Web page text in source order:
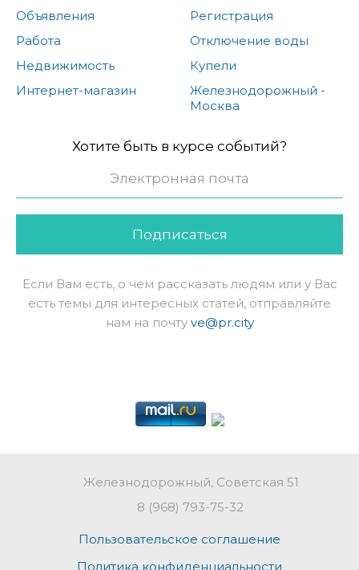
Объявления
Работа
Недвижимость
Интернет-магазин
Регистрация
Отключение воды
Купели
Железнодорожный -
Москва
Хотите быть в курсе событий?
Подписаться
Если Вам есть, о чем рассказать людям или у Вас
есть темы для интересных статей, отправляйте
нам на почту ve@pr.city
Железнодорожный, Советская 51
8 (968) 793-75-32
Пользовательское соглашение
Политика конфиденциальности